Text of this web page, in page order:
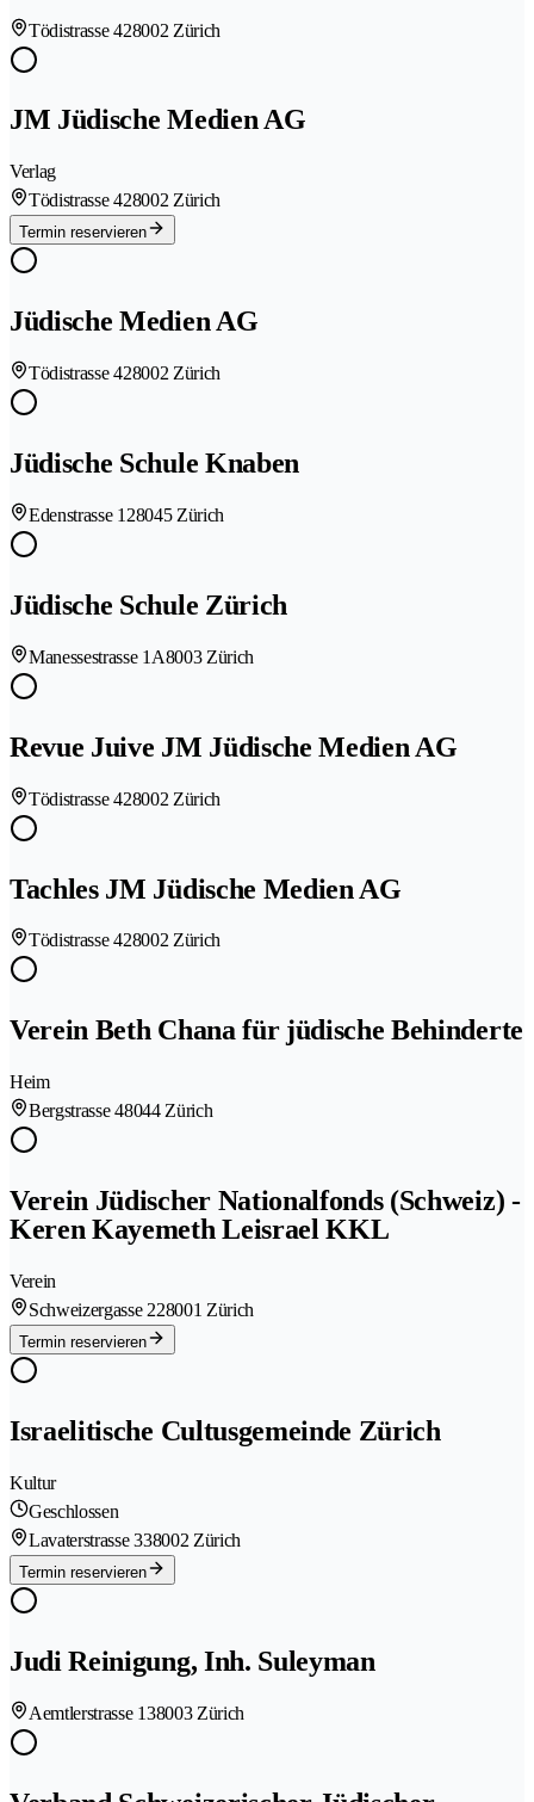
Tödistrasse 428002 Zürich
JM Jüdische Medien AG
Verlag
Tödistrasse 428002 Zürich
Termin reservieren
Jüdische Medien AG
Tödistrasse 428002 Zürich
Jüdische Schule Knaben
Edenstrasse 128045 Zürich
Jüdische Schule Zürich
Manessestrasse 1A8003 Zürich
Revue Juive JM Jüdische Medien AG
Tödistrasse 428002 Zürich
Tachles JM Jüdische Medien AG
Tödistrasse 428002 Zürich
Verein Beth Chana für jüdische Behinderte
Heim
Bergstrasse 48044 Zürich
Verein Jüdischer Nationalfonds (Schweiz) -
Keren Kayemeth Leisrael KKL
Verein
Schweizergasse 228001 Zürich
Termin reservieren
Israelitische Cultusgemeinde Zürich
Kultur
Geschlossen
Lavaterstrasse 338002 Zürich
Termin reservieren
Judi Reinigung, Inh. Suleyman
Aemtlerstrasse 138003 Zürich